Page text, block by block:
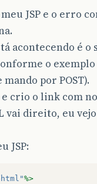
JSP e o erro
acontecendo é o
o
por POST).
crio o link com
vai direito, eu
JSP:
%>